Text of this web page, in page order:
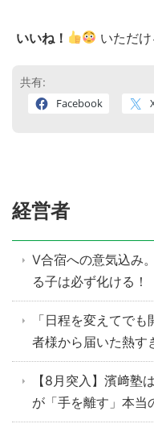
いいね！ いただけ
共有:
Facebook
経営者
V合宿への意気込み
る子は必ず化ける！
「日程を変えてで
者様から届いた熱
【8月突入】濱﨑塾
が「手を離す」本